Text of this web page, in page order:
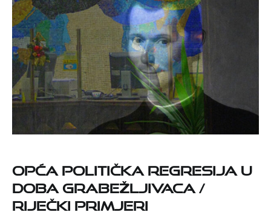
Opća politička regresija u
doba grabežljivaca /
riječki primjeri